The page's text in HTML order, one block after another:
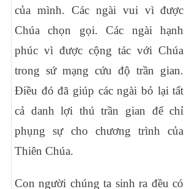
của mình. Các ngài vui vì được
Chúa chọn gọi. Các ngài hạnh
phúc vì được cộng tác với Chúa
trong sứ mạng cứu độ trần gian.
Điều đó đã giúp các ngài bỏ lại tất
cả danh lợi thú trần gian để chỉ
phụng sự cho chương trình của
Thiên Chúa.
Con người chúng ta sinh ra đều có